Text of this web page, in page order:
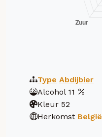
Type Abdijbier
Alcohol 11
Kleur 52
Herkomst België